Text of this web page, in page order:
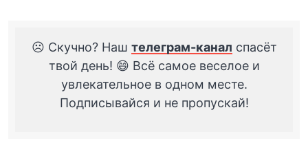
☹️ Скучно? Наш телеграм-канал спасёт
твой день! 😄 Всё самое веселое и
увлекательное в одном месте.
Подписывайся и не пропускай!